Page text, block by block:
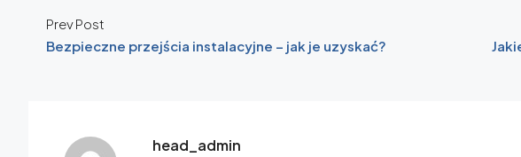
Prev Post
Bezpieczne przejścia instalacyjne – jak je uzyskać?
head_admin